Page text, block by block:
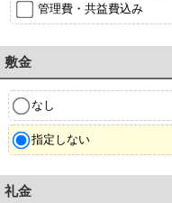
管理費・共益費込み
敷金
なし
指定しない
礼金